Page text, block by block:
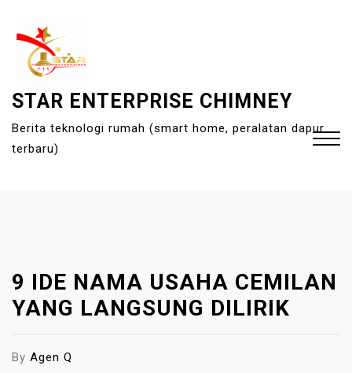
STAR ENTERPRISE CHIMNEY
Berita teknologi rumah (smart home, peralatan dapur
terbaru)
9 IDE NAMA USAHA CEMILAN
YANG LANGSUNG DILIRIK
By Agen Q